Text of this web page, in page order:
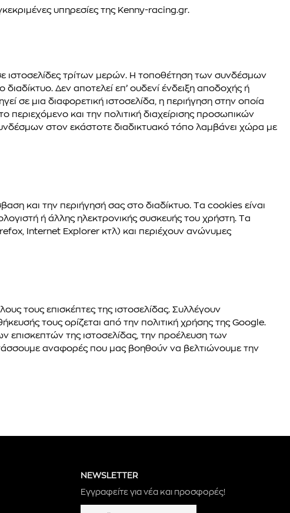
υπηρεσίες της Kenny-racing.gr.
τρίτων μερών. Η τοποθέτηση των συνδέσμων
Δεν αποτελεί επ’ ουδενί ένδειξη αποδοχής ή
σε μια διαφορετική ιστοσελίδα, η περιήγηση στην οποία
και την πολιτική διαχείρισης προσωπικών
στον εκάστοτε διαδικτυακό τόπο λαμβάνει χώρα με
και την περιήγησή σας στο διαδίκτυο. Τα cookies είναι
ή άλλης ηλεκτρονικής συσκευής του χρήστη. Τα
Internet Explorer κτλ) και περιέχουν ανώνυμες
τους επισκέπτες της ιστοσελίδας. Συλλέγουν
τους ορίζεται από την πολιτική χρήσης της Google.
της ιστοσελίδας, την προέλευση των
αναφορές που μας βοηθούν να βελτιώνουμε την
NEWSLETTER
Εγγραφείτε για νέα και προσφορές!